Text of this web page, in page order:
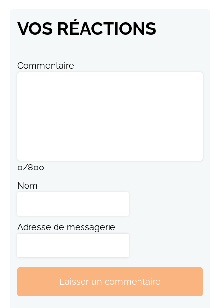
VOS RÉACTIONS
Commentaire
0/800
Nom
Adresse de messagerie
Laisser un commentaire